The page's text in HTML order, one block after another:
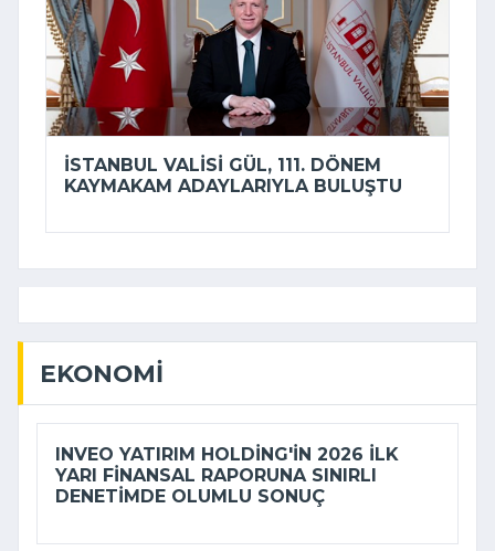
İSTANBUL VALISI GÜL, 111. DÖNEM
KAYMAKAM ADAYLARIYLA BULUŞTU
EKONOMI
INVEO YATIRIM HOLDING'IN 2026 ILK
YARI FINANSAL RAPORUNA SINIRLI
DENETIMDE OLUMLU SONUÇ